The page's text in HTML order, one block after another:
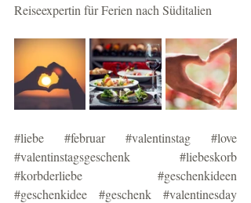
Reiseexpertin für Ferien nach Süditalien
#liebe #februar #valentinstag
#love
#valentinstagsgeschenk
#liebeskorb
#korbderliebe
#geschenkideen
#geschenkidee
#geschenk
#valentinesday